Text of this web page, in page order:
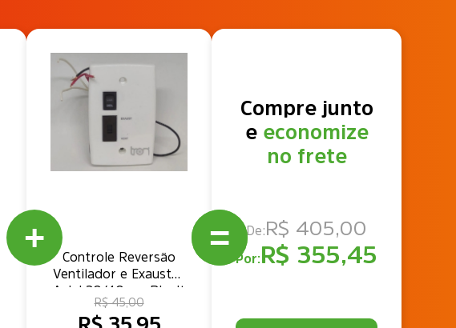
Controle Reversão
Ventilador e Exaustor
Axial 30/40 cm Bivolt
Tron
R$ 45,00
Compre junto
e economize
no frete
De: R$ 405,00
Por:R$ 355,45